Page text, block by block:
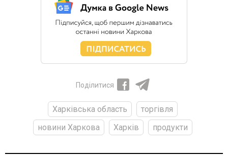
Поділитися
Харківська область
торгівля
новини Харкова
Харків продукти